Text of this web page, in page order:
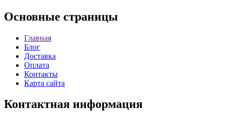
Основные страницы
Главная
Блог
Доставка
Оплата
Контакты
Карта сайта
Контактная информация